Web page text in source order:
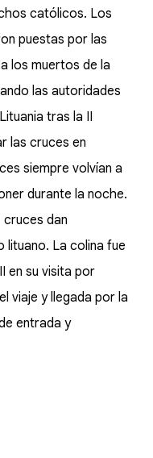
católicos. Los
puestas por las
los muertos de la
las autoridades
tras la II
las cruces en
siempre volvían a
durante la noche.
dan
lituano. La colina fue
en su visita por
viaje y llegada por la
entrada y